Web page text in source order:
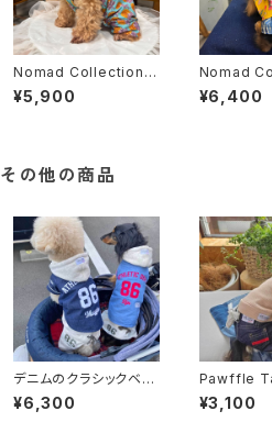
Nomad Collection –
かぼちゃパンツ ( 3カラ
ー )
¥5,900
Nomad
キャミワンピ
¥6,400
その他の商品
デニムのクラシックベー
スボールシャツ 2カラ
ー
¥6,300
Pawffle
クトップ
¥3,100